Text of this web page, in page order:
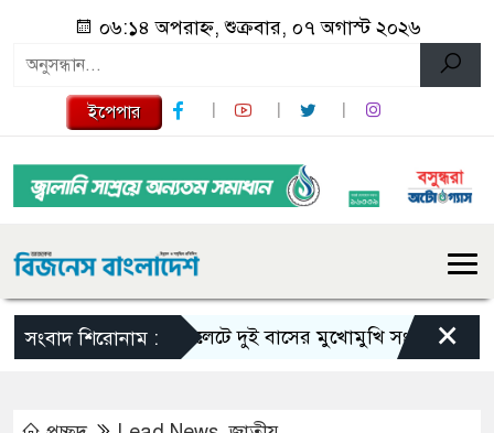
০৬:১৪ অপরাহ্ন, শুক্রবার, ০৭ অগাস্ট ২০২৬
ইপেপার
সংবাদ শিরোনাম :সিলেটে দুই বাসের মুখোমুখি সংঘর্ষে নিহত×